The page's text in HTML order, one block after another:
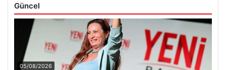
Güncel
05/08/2026